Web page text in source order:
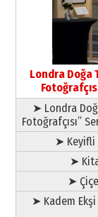
Londra Doğa
➤ Londra
Fotoğrafçısı”
➤ Keyifli
➤
➤
➤ Kadem Ekşi